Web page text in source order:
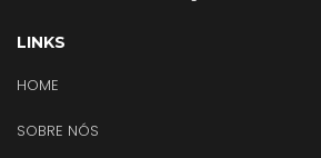
LINKS
HOME
SOBRE NÓS